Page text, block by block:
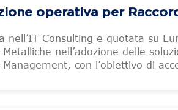
operativa per
nell’IT Consulting e quotata su
nell’adozione delle
con l’obiettivo di